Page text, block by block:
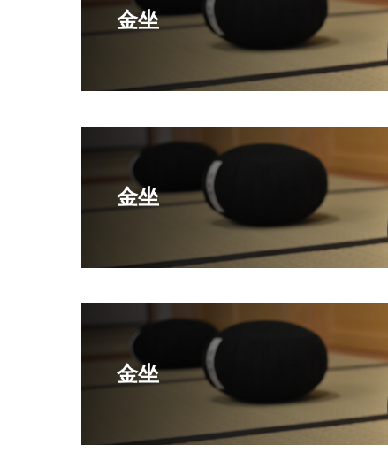
金坐
金坐
金坐